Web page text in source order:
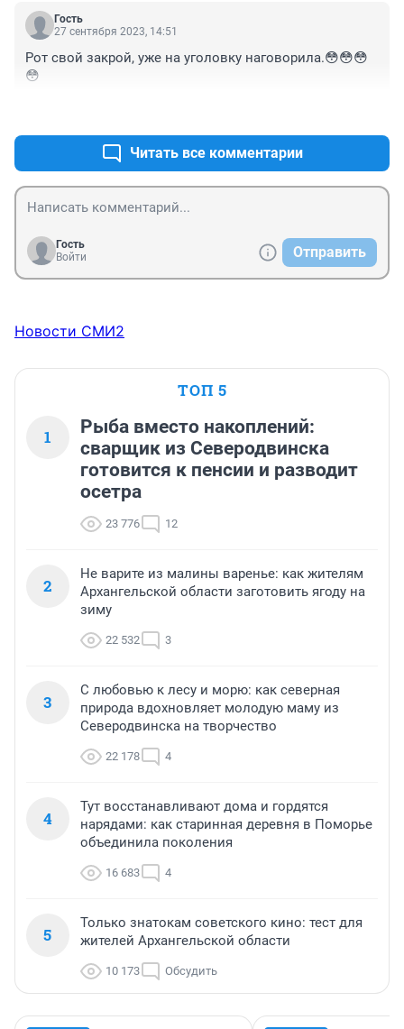
Гость
27 сентября 2023, 14:51
Рот свой закрой, уже на уголовку наговорила.😳😳😳
😳
Читать все комментарии
Гость
Войти
Отправить
Новости СМИ2
ТОП 5
1
Рыба вместо накоплений:
сварщик из Северодвинска
готовится к пенсии и разводит
осетра
23 776 12
2
Не варите из малины варенье: как жителям
Архангельской области заготовить ягоду на
зиму
22 532 3
3
С любовью к лесу и морю: как северная
природа вдохновляет молодую маму из
Северодвинска на творчество
22 178 4
4
Тут восстанавливают дома и гордятся
нарядами: как старинная деревня в Поморье
объединила поколения
16 683 4
5
Только знатокам советского кино: тест для
жителей Архангельской области
10 173 Обсудить